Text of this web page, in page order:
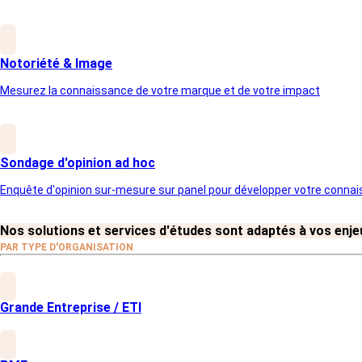
Notoriété & Image
Mesurez la connaissance de votre marque et de votre impact
Sondage d'opinion ad hoc
Enquête d'opinion sur-mesure sur panel pour développer votre
Nos solutions et services d'études sont adaptés à vos
PAR TYPE D'ORGANISATION
Grande Entreprise / ETI